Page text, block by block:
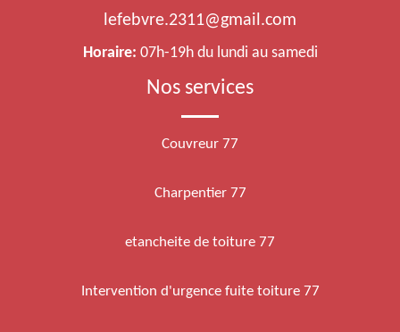
lefebvre.2311@gmail.com
Horaire: 07h-19h du lundi au samedi
Nos services
Couvreur 77
Charpentier 77
etancheite de toiture 77
Intervention d'urgence fuite toiture 77